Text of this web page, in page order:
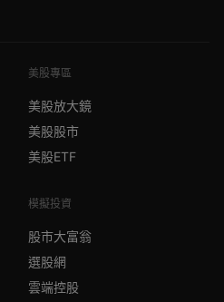
美股專區
美股放大鏡
美股股市
美股ETF
模擬投資
股市大富翁
選股網
雲端控股